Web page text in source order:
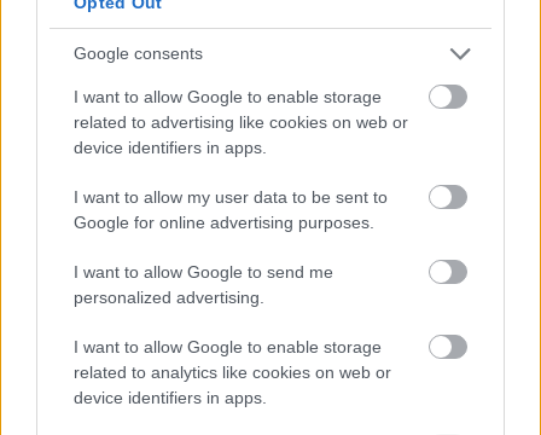
Google consents
I want to allow Google to enable storage
related to advertising like cookies on web or
device identifiers in apps.
I want to allow my user data to be sent to
Google for online advertising purposes.
I want to allow Google to send me
personalized advertising.
I want to allow Google to enable storage
related to analytics like cookies on web or
device identifiers in apps.
útfelújítás Pestszentlőrinc XVIII. kerület Profunda Bau
Szinte teljes hosszában megújítják a Lakatos úti